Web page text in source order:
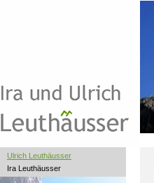
Ulrich Leuthäusser
Ira Leuthäusser